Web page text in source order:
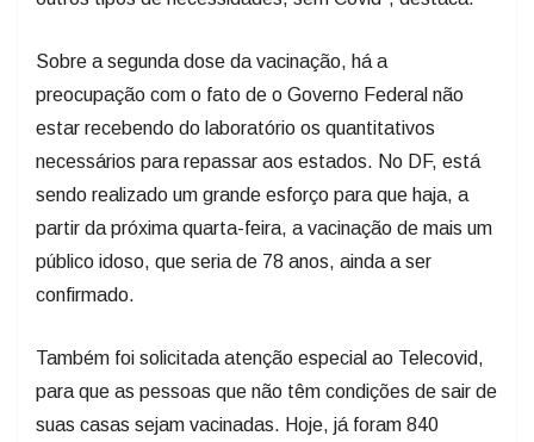
Sobre a segunda dose da vacinação, há a
preocupação com o fato de o Governo Federal não
estar recebendo do laboratório os quantitativos
necessários para repassar aos estados. No DF, está
sendo realizado um grande esforço para que haja, a
partir da próxima quarta-feira, a vacinação de mais um
público idoso, que seria de 78 anos, ainda a ser
confirmado.
Também foi solicitada atenção especial ao Telecovid,
para que as pessoas que não têm condições de sair de
suas casas sejam vacinadas. Hoje, já foram 840